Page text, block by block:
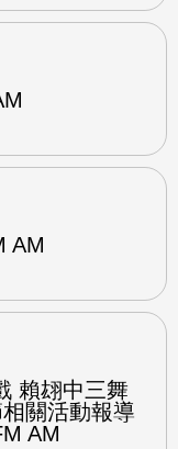
AM
賴翃中三舞
關活動報導
AM